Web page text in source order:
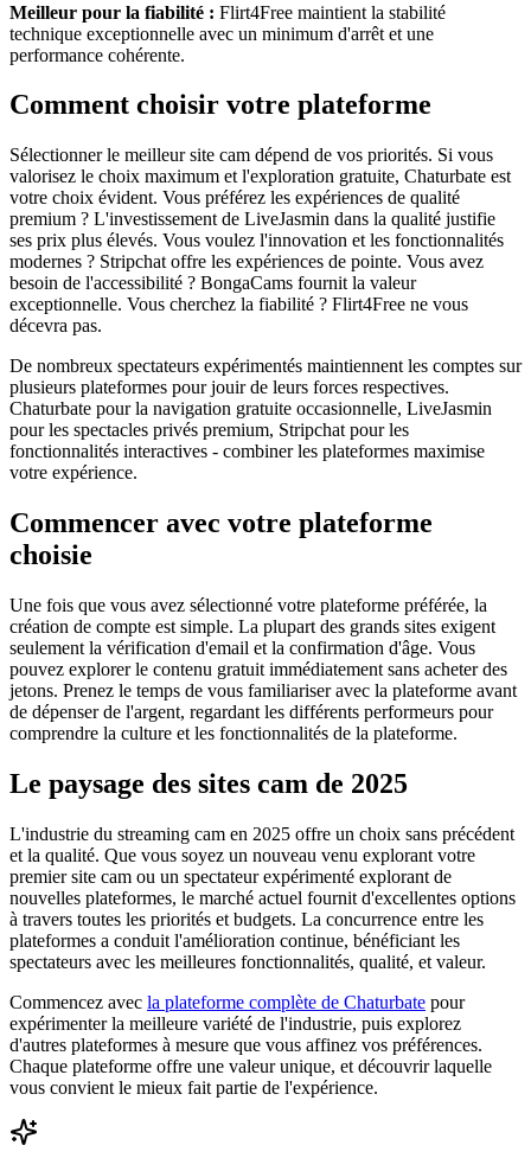
Meilleur pour la fiabilité : Flirt4Free maintient la stabilité
technique exceptionnelle avec un minimum d'arrêt et une
performance cohérente.
Comment choisir votre plateforme
Sélectionner le meilleur site cam dépend de vos priorités. Si vous
valorisez le choix maximum et l'exploration gratuite, Chaturbate est
votre choix évident. Vous préférez les expériences de qualité
premium ? L'investissement de LiveJasmin dans la qualité justifie
ses prix plus élevés. Vous voulez l'innovation et les fonctionnalités
modernes ? Stripchat offre les expériences de pointe. Vous avez
besoin de l'accessibilité ? BongaCams fournit la valeur
exceptionnelle. Vous cherchez la fiabilité ? Flirt4Free ne vous
décevra pas.
De nombreux spectateurs expérimentés maintiennent les comptes sur
plusieurs plateformes pour jouir de leurs forces respectives.
Chaturbate pour la navigation gratuite occasionnelle, LiveJasmin
pour les spectacles privés premium, Stripchat pour les
fonctionnalités interactives - combiner les plateformes maximise
votre expérience.
Commencer avec votre plateforme
choisie
Une fois que vous avez sélectionné votre plateforme préférée, la
création de compte est simple. La plupart des grands sites exigent
seulement la vérification d'email et la confirmation d'âge. Vous
pouvez explorer le contenu gratuit immédiatement sans acheter des
jetons. Prenez le temps de vous familiariser avec la plateforme avant
de dépenser de l'argent, regardant les différents performeurs pour
comprendre la culture et les fonctionnalités de la plateforme.
Le paysage des sites cam de 2025
L'industrie du streaming cam en 2025 offre un choix sans précédent
et la qualité. Que vous soyez un nouveau venu explorant votre
premier site cam ou un spectateur expérimenté explorant de
nouvelles plateformes, le marché actuel fournit d'excellentes options
à travers toutes les priorités et budgets. La concurrence entre les
plateformes a conduit l'amélioration continue, bénéficiant les
spectateurs avec les meilleures fonctionnalités, qualité, et valeur.
Commencez avec la plateforme complète de Chaturbate pour
expérimenter la meilleure variété de l'industrie, puis explorez
d'autres plateformes à mesure que vous affinez vos préférences.
Chaque plateforme offre une valeur unique, et découvrir laquelle
vous convient le mieux fait partie de l'expérience.